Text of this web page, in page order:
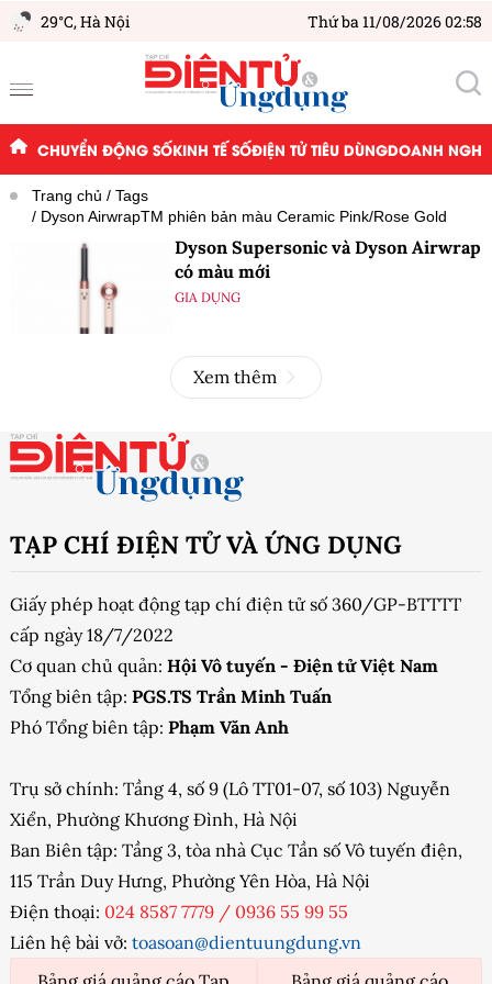
29°C,Hà Nội Thứ ba 11/08/2026 02:58
CHUYỂN ĐỘNG SỐKINH TẾ SỐĐIỆN TỬ TIÊU DÙNGDOANH
Trang chủ
Tags
Dyson AirwrapTM phiên bản màu Ceramic Pink/Rose Gold
Dyson Supersonic và Dyson Airwrap
có màu mới
GIA DỤNG
Xem thêm
TẠP CHÍ ĐIỆN TỬ VÀ ỨNG DỤNG
Giấy phép hoạt động tạp chí điện tử số 360/GP-BTTTT
cấp ngày 18/7/2022
Cơ quan chủ quản: Hội Vô tuyến - Điện tử Việt Nam
Tổng biên tập: PGS.TS Trần Minh Tuấn
Phó Tổng biên tập: Phạm Văn Anh
Trụ sở chính: Tầng 4, số 9 (Lô TT01-07, số 103) Nguyễn
Xiển, Phường Khương Đình, Hà Nội
Ban Biên tập: Tầng 3, tòa nhà Cục Tần số Vô tuyến điện,
115 Trần Duy Hưng, Phường Yên Hòa, Hà Nội
Điện thoại: 024 8587 7779 / 0936 55 99 55
Liên hệ bài vở: toasoan@dientuungdung.vn